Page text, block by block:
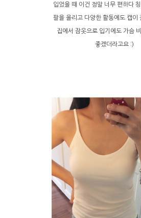
입었을 때 이건 정말 너무 편하다
팔을 올리고 다양한 활동에도 캡이
집에서 잠옷으로 입기에도 가슴
좋겠더라고요 :)